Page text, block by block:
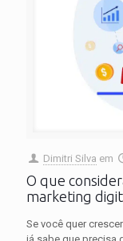
Dimitri Silva em
O que
marketing
Se você quer